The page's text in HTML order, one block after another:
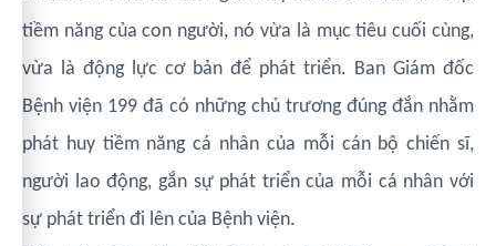
tiềm năng của con người, nó vừa là mục tiêu cuối cùng,
vừa là động lực cơ bản để phát triển. Ban Giám đốc
Bệnh viện 199 đã có những chủ trương đúng đắn nhằm
phát huy tiềm năng cá nhân của mỗi cán bộ chiến sĩ,
người lao động, gắn sự phát triển của mỗi cá nhân với
sự phát triển đi lên của Bệnh viện.